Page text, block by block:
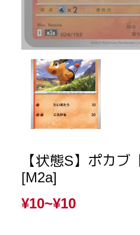
【状態S】ポカブ
[M2a]
¥10~¥10